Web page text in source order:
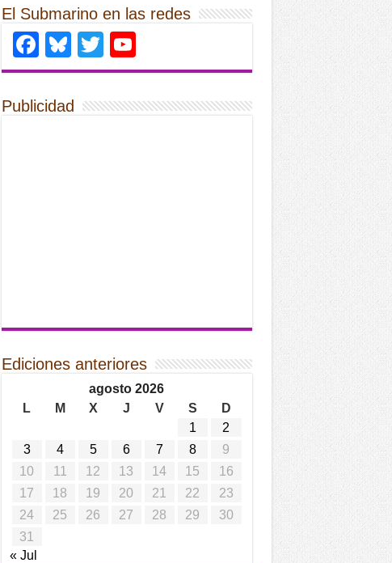
El Submarino en las redes
Facebook
Bluesky
Twitter
Publicidad
Ediciones anteriores
agosto 2026
L
M X J V S
D
1
2
3
4 5 6 7 8
9
10
11 12 13 14 15
16
17
18 19 20 21 22
23
24
25 26 27 28 29
30
31
« Jul